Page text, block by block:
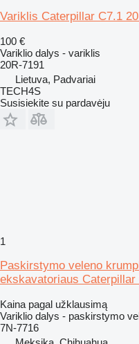
Variklis Caterpillar C7.1
100 €
Variklio dalys - variklis
20R-7191
Lietuva, Padvariai
TECH4S
Susisiekite su pardavėju
1
Paskirstymo veleno
ekskavatoriaus Caterpillar
Kaina pagal užklausimą
Variklio dalys - paskirstymo
7N-7716